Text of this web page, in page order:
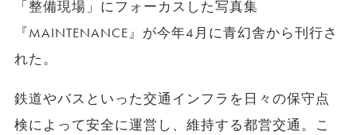
「整備現場」にフォーカスした写真集
『MAINTENANCE』が今年4月に青幻舎から刊行さ
れた。
鉄道やバスといった交通インフラを日々の保守点
検によって安全に運営し、維持する都営交通。こ